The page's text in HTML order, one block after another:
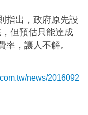
指出，政府原先設
但預估只能達成
，讓人不解。
news/20160921-